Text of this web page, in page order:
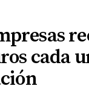
cada